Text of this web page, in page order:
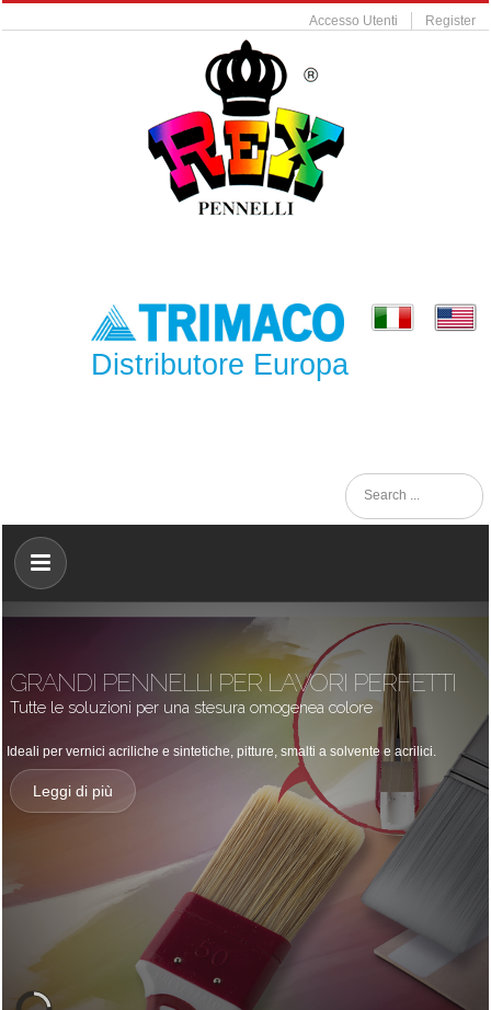
Accesso Utenti Register
Distributore Europa
GRANDI PENNELLI PER LAVORI PERFETTI
Tutte le soluzioni per una stesura omogenea colore
Ideali per vernici acriliche e sintetiche, pitture, smalti a solvente e acrilici.
Leggi di più